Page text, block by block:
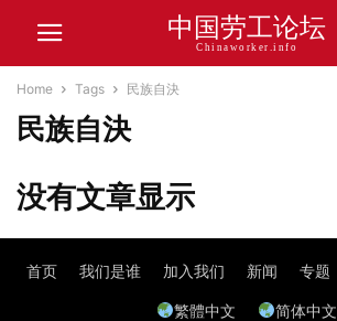
中国劳工论坛
Chinaworker.info
Home Tags 民族自決
民族自決
没有文章显示
首页 我们是谁 加入我们 新闻 专题
繁體中文 简体中文